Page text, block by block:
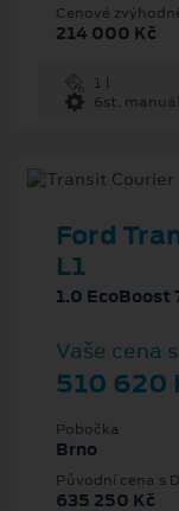
Cenové
214 000 Kč
1 l
6st.
Ford
L1
1.0 EcoBoost
Vaše cena
510 620
Pobočka
Brno
Původní cena s
635 250 Kč